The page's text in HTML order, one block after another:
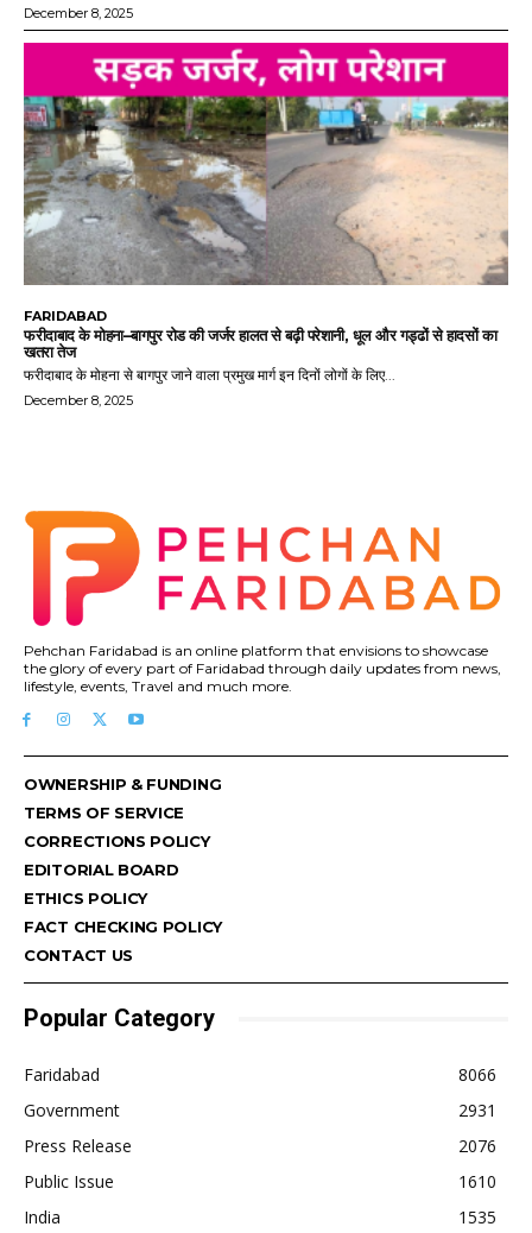
December 8, 2025
FARIDABAD
फरीदाबाद के मोहना–बागपुर रोड की जर्जर हालत से बढ़ी परेशानी, धूल और गड्ढों से हादसों का
खतरा तेज
फरीदाबाद के मोहना से बागपुर जाने वाला प्रमुख मार्ग इन दिनों लोगों के लिए...
December 8, 2025
Pehchan Faridabad is an online platform that envisions to showcase
the glory of every part of Faridabad through daily updates from news,
lifestyle, events, Travel and much more.
OWNERSHIP & FUNDING
TERMS OF SERVICE
CORRECTIONS POLICY
EDITORIAL BOARD
ETHICS POLICY
FACT CHECKING POLICY
CONTACT US
Popular Category
Faridabad
8066
Government
2931
Press Release
2076
Public Issue
1610
India
1535